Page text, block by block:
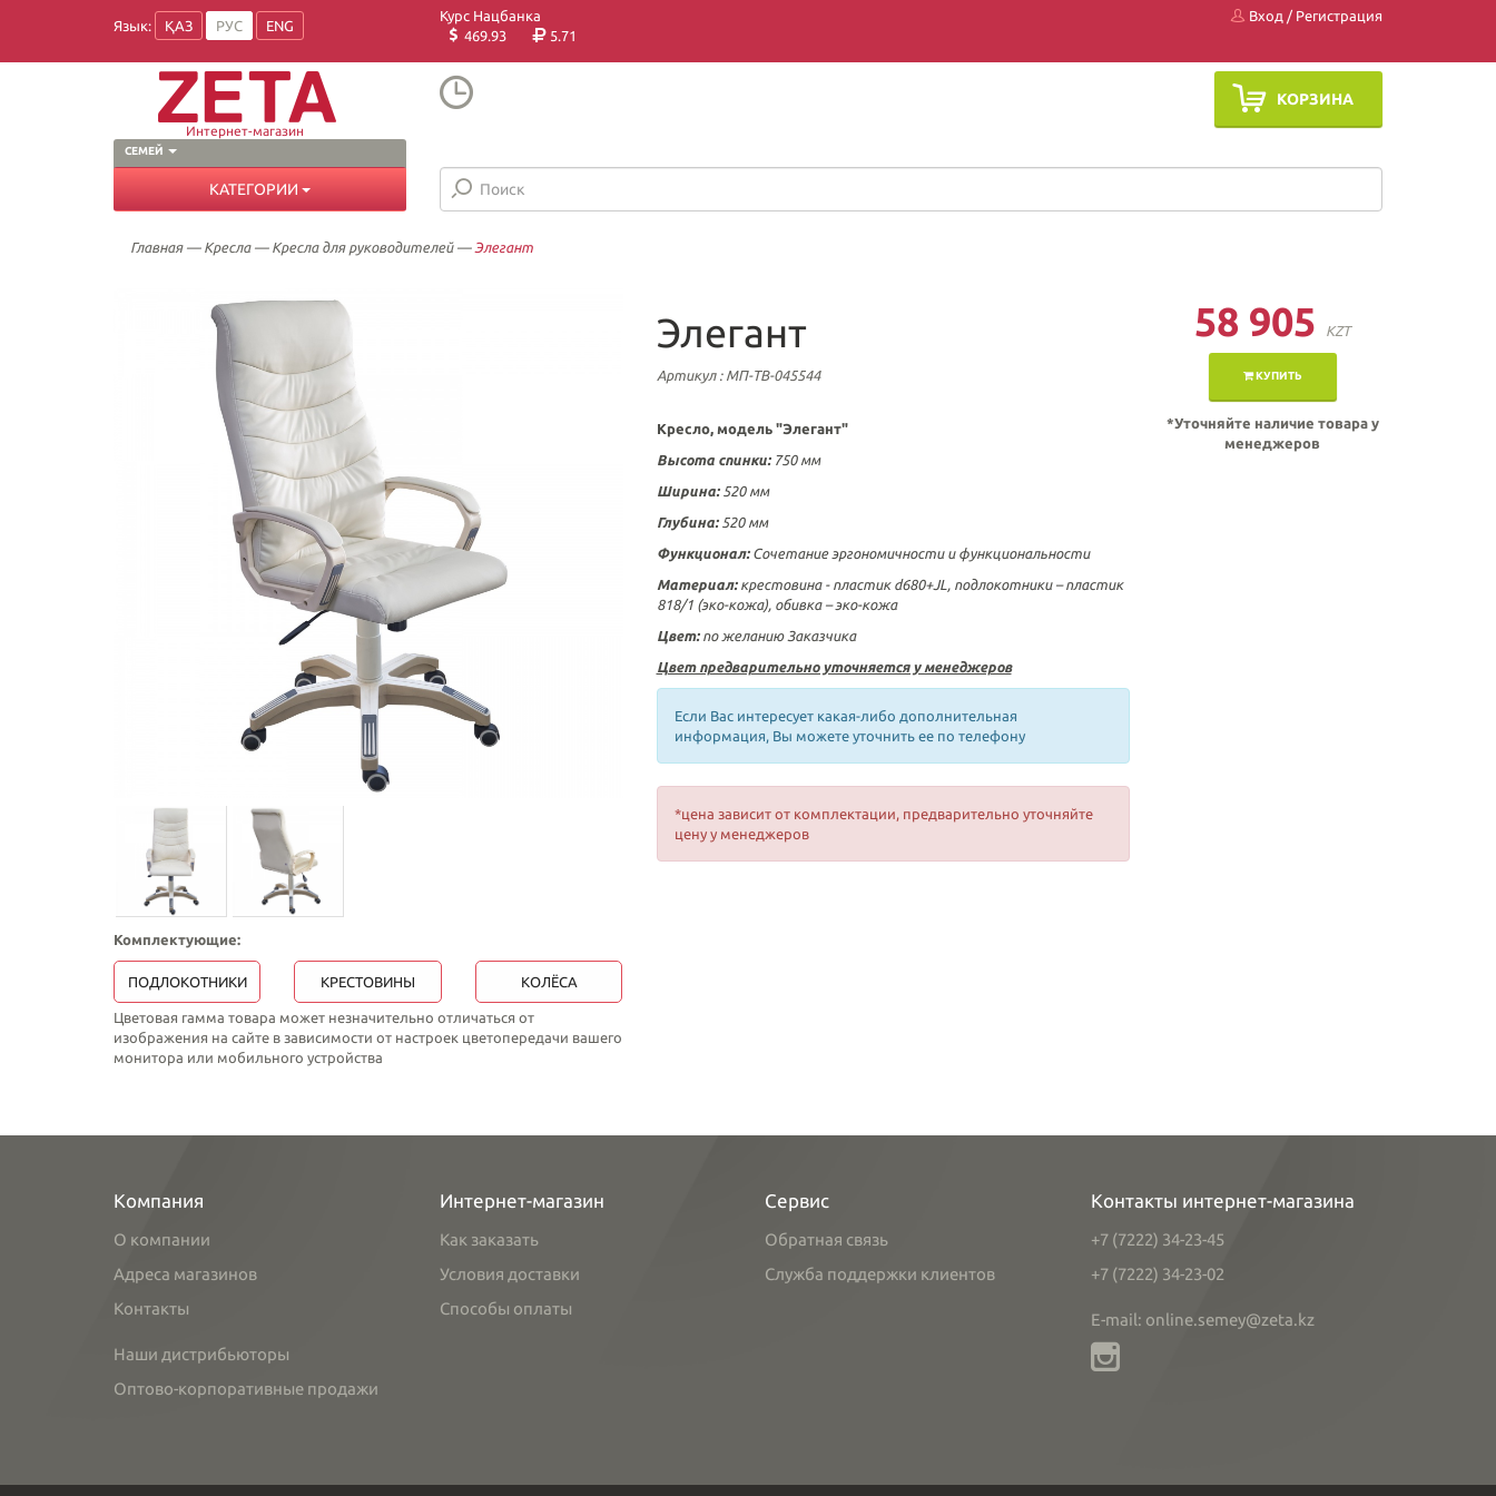
Язык: ҚАЗ РУС ENG
Курс Нацбанка
469.93
5.71
Вход / Регистрация
СЕМЕЙ
Интернет-магазин
КОРЗИНА
КАТЕГОРИИ
Главная— Кресла— Кресла для руководителей— Элегант
Комплектующие:
ПОДЛОКОТНИКИ КРЕСТОВИНЫ КОЛЁСА
Цветовая гамма товара может незначительно отличаться от
изображения на сайте в зависимости от настроек цветопередачи вашего
монитора или мобильного устройства
58 905 KZT
КУПИТЬ
*Уточняйте наличие товара у
менеджеров
Элегант
Артикул: МП-ТВ-045544
Кресло, модель "Элегант"
Высота спинки: 750 мм
Ширина:520 мм
Глубина: 520 мм
Функционал:Сочетание эргономичности и функциональности
Материал: крестовина - пластик d680+JL, подлокотники – пластик
818/1 (эко-кожа), обивка – эко-кожа
Цвет:по желанию Заказчика
Цвет предварительно уточняется у менеджеров
Если Вас интересует какая-либо дополнительная
информация, Вы можете уточнить ее по телефону
*цена зависит от комплектации, предварительно уточняйте
цену у менеджеров
Компания
О компании
Адреса магазинов
Контакты
Наши дистрибьюторы
Оптово-корпоративные продажи
Интернет-магазин
Как заказать
Условия доставки
Способы оплаты
Сервис
Обратная связь
Служба поддержки клиентов
Контакты интернет-магазина
+7 (7222) 34-23-45
+7 (7222) 34-23-02
E-mail: online.semey@zeta.kz